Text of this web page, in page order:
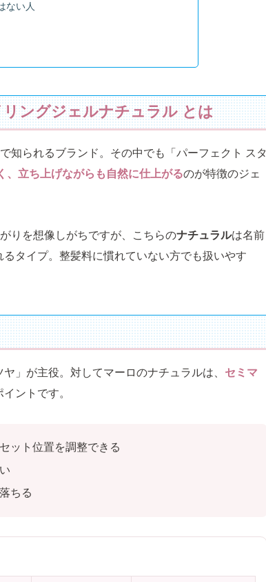
ない人
ングジェルナチュラル とは
知られるブランド。その中でも「パーフェクト スタ
、立ち上げながらも自然に仕上がるのが特徴のジェ
りを想像しがちですが、こちらのナチュラルは名前
タイプ。整髪料に慣れていない方でも扱いやす
」が主役。対してマーロのナチュラルは、 セミマ
ントです。
ット位置を調整できる
ちる